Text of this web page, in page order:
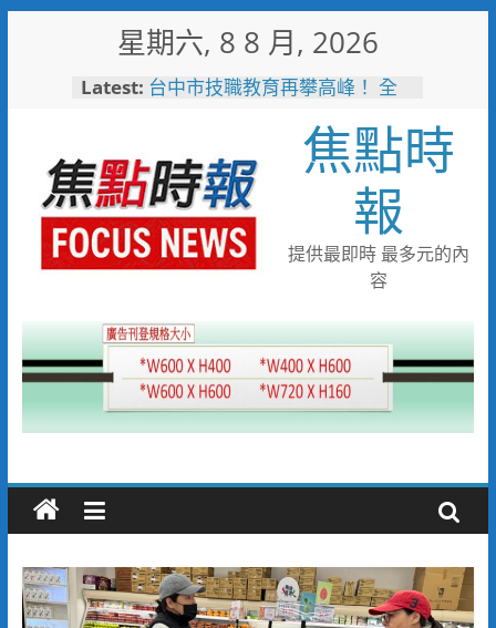
星期六, 8 8 月, 2026
Latest: 台中市技職教育再攀高峰！ 全
守望相助的暖心守護 湖內警消
聯手破門化解獨居翁的危機
歡慶父親節！《台中通
TCPASS》APP 攜手在地名店熱
情端好康
暖心跨海送暖！台灣首廟天壇豪
捐「300萬」助熊本震災重建
台中捷運南屯站土地開發共構大
新地標實現軌道經濟願景
焦點時
報
提供最即時 最多元的內
容